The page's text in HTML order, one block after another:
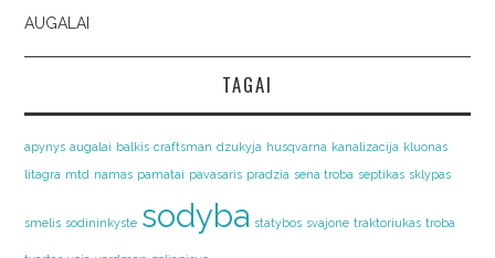
AUGALAI
TAGAI
apynys augalai balkis craftsman dzukyja husqvarna kanalizacija kluonas
litagra mtd namas pamatai pavasaris pradzia sena troba septikas sklypas
smelis sodininkyste sodyba statybos svajone traktoriukas troba